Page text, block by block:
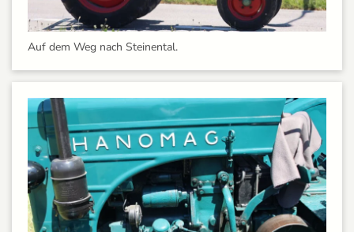
Auf dem Weg nach Steinental.